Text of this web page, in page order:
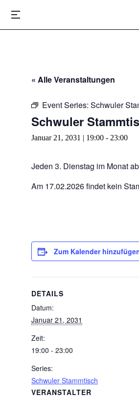
« Alle Veranstaltungen
Event Series: Schwuler
Schwuler
Januar 21, 2031 | 19:00 - 23:00
Jeden 3. Dienstag im Monat
Am 17.02.2026 findet kein
Zum Kalender
DETAILS
Datum:
Januar 21, 2031
Zeit:
19:00 - 23:00
Series:
Schwuler Stammtisch
VERANSTALTER